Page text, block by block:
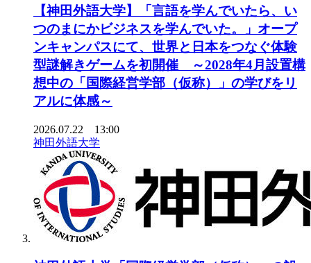
【神田外語大学】「言語を学んでいたら、い
つのまにかビジネスを学んでいた。」オープ
ンキャンパスにて、世界と日本をつなぐ体験
型謎解きゲームを初開催 ～2028年4月設置構
想中の「国際経営学部（仮称）」の学びをリ
アルに体感～
2026.07.22 13:00
神田外語大学